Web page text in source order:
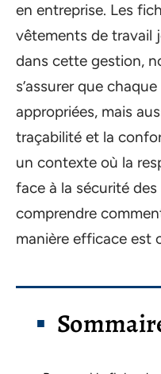
en entreprise. Les
vêtements de travail
dans cette gestion,
s’assurer que
appropriées, mais
traçabilité et la
un contexte où la
face à la sécurité
comprendre
manière efficace est